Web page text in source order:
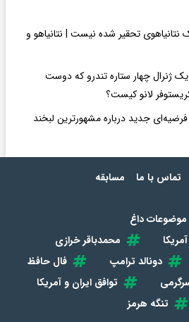
تحقیر شده نیست | نتانیاهو و
ژنرال چهار ستاره تندرو که دوست
لانو کیست؟
| فرضیه‌ای جدید درباره مشهورترین لبخند
تماس با ما مسابقه
موضوعات داغ
محمدباقر خرازی
دونالد ترامپ
فال حافظ
توافق ایران و آمریکا
تنگه هرمز